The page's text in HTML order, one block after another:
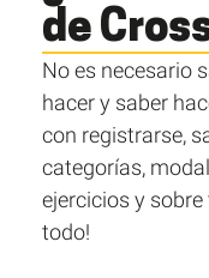
de
No es necesario
hacer y saber
con registrarse,
categorías,
ejercicios y sobre
todo!